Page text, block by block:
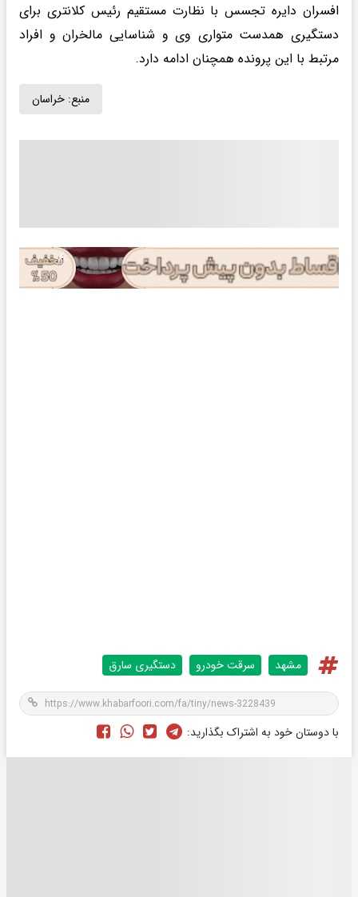
افسران دایره تجسس با نظارت مستقیم رئیس کلانتری برای
دستگیری همدست متواری وی و شناسایی مالخران و افراد
مرتبط با این پرونده همچنان ادامه دارد.
منبع: خراسان
مشهد سرقت خودرو دستگیری سارق
با دوستان خود به اشتراک بگذارید: